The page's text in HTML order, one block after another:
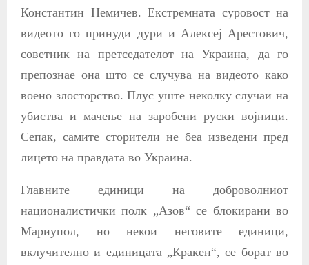
Константин Немичев. Екстремната суровост на
видеото го принуди дури и Алексеј Арестович,
советник на претседателот на Украина, да го
препознае она што се случува на видеото како
воено злосторство. Плус уште неколку случаи на
убиства и мачење на заробени руски војници.
Сепак, самите сторители не беа изведени пред
лицето на правдата во Украина.
Главните единици на доброволниот
националистички полк „Азов“ се блокирани во
Мариупол, но некои неговите единици,
вклучително и единицата „Кракен“, се борат во